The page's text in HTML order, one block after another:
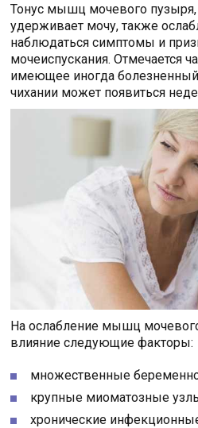
Тонус мышц мочевого пузыря,
удерживает мочу, также
наблюдаться симптомы и
мочеиспускания. Отмечается
имеющее иногда
чихании может появиться
На ослабление мышц
влияние следующие факторы:
множественные
крупные миоматозные
хронические